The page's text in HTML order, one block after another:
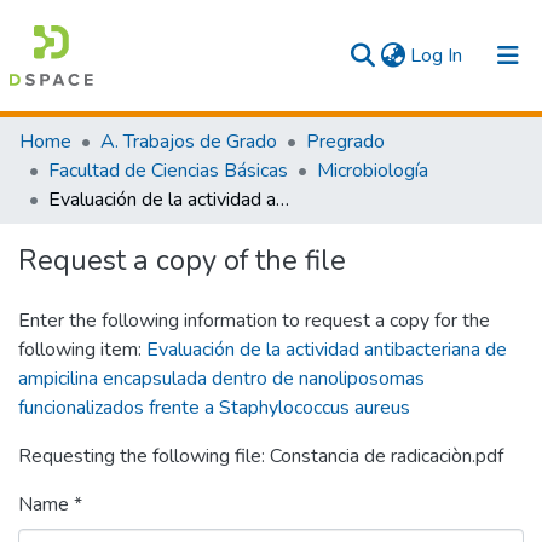
Log In (current)
Communities & Collections
Home A. Trabajos de Grado
Pregrado
Facultad de Ciencias Básicas
Microbiología
Evaluación de la actividad antibacteriana de ampicilina encapsulada dentro de nanoliposomas funcionalizados frente a Staphylococcus aureus
Request a copy of the file
Enter the following information to request a copy for the
following item: Evaluación de la actividad antibacteriana de
ampicilina encapsulada dentro de nanoliposomas
funcionalizados frente a Staphylococcus aureus
Requesting the following file: Constancia de radicaciòn.pdf
Name *